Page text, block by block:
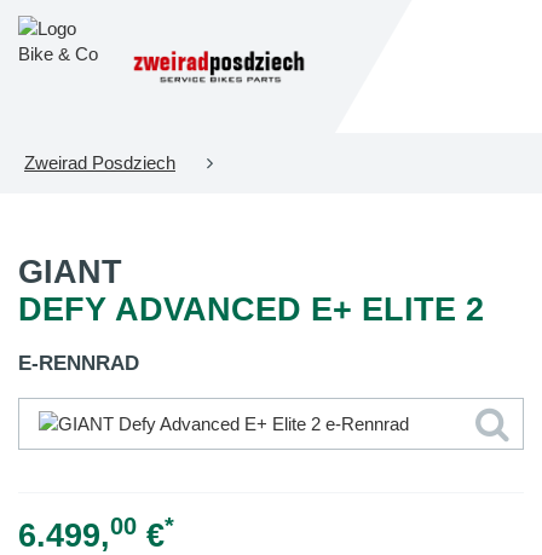
Zweirad Posdziech
GIANT
DEFY ADVANCED E+ ELITE 2
E-RENNRAD
6.499,00 €*